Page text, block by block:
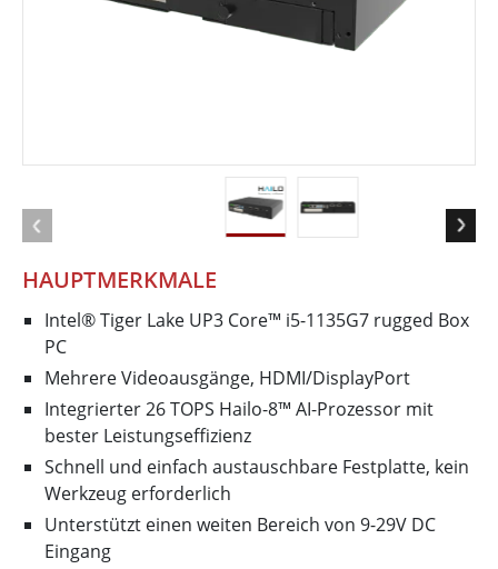
HAUPTMERKMALE
Intel® Tiger Lake UP3 Core™ i5-1135G7 rugged Box
PC
Mehrere Videoausgänge, HDMI/DisplayPort
Integrierter 26 TOPS Hailo-8™ AI-Prozessor mit
bester Leistungseffizienz
Schnell und einfach austauschbare Festplatte, kein
Werkzeug erforderlich
Unterstützt einen weiten Bereich von 9-29V DC
Eingang